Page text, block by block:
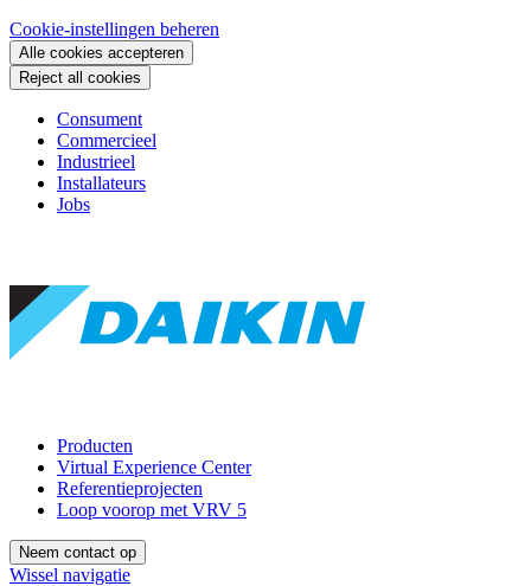
Cookie-instellingen beheren
Alle cookies accepteren
Reject all cookies
Consument
Commercieel
Industrieel
Installateurs
Jobs
Producten
Virtual Experience Center
Referentieprojecten
Loop voorop met VRV 5
Neem contact op
Wissel navigatie